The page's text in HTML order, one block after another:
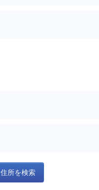
住所を検索